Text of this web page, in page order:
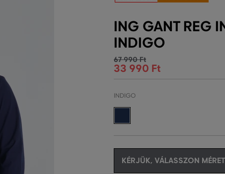
ING GANT REG
INDIGO
67 990 Ft
33 990 Ft
INDIGO
KÉRJÜK, VÁLASSZON